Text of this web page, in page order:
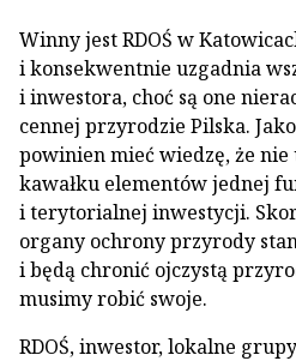
Winny jest RDOŚ w
i konsekwentnie uzgadnia
i inwestora, choć są one
cennej przyrodzie Pilska.
powinien mieć wiedzę, że nie
kawałku elementów jednej
i terytorialnej inwestycji.
organy ochrony przyrody
i będą chronić ojczystą
musimy robić swoje.
RDOŚ, inwestor, lokalne